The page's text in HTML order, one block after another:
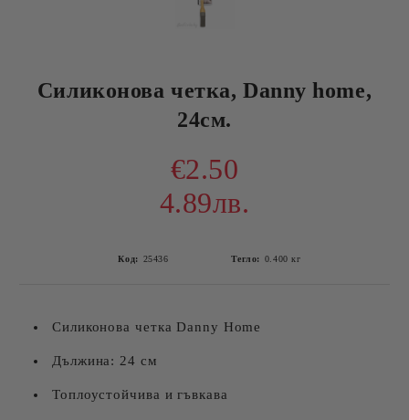
Силиконова четка, Danny home,
24см.
€2.50
4.89лв.
Код: 25436 Тегло: 0.400 кг
Силиконова четка Danny Home
Дължина: 24 см
Топлоустойчива и гъвкава